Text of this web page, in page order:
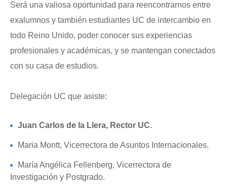
Será una valiosa oportunidad para reencontrarnos entre
exalumnos y también estudiantes UC de intercambio en
todo Reino Unido, poder conocer sus experiencias
profesionales y académicas, y se mantengan conectados
con su casa de estudios.
Delegación UC que asiste:
Juan Carlos de la Llera, Rector UC.
Maria Montt, Vicerrectora de Asuntos Internacionales.
María Angélica Fellenberg, Vicerrectora de
Investigación y Postgrado.